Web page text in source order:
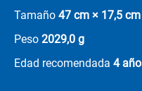
Tamaño 47 cm × 17,5
Peso 2029,0 g
Edad recomendada 4